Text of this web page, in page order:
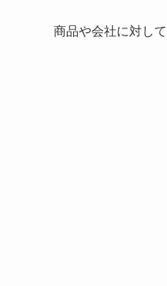
商品や会社に対し